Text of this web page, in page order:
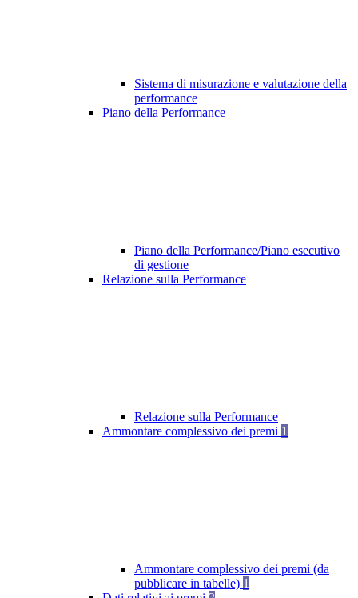
Sistema di misurazione e valutazione della
performance
Piano della Performance
Piano della Performance/Piano esecutivo
di gestione
Relazione sulla Performance
Relazione sulla Performance
Ammontare complessivo dei premi 1
Ammontare complessivo dei premi (da
pubblicare in tabelle) 1